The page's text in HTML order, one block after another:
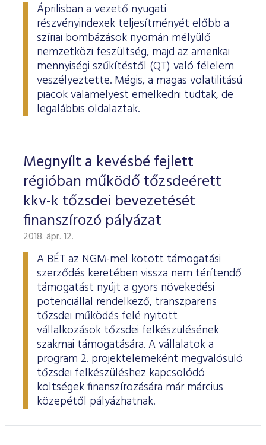
Áprilisban a vezető nyugati
részvényindexek teljesítményét előbb a
szíriai bombázások nyomán mélyülő
nemzetközi feszültség, majd az amerikai
mennyiségi szűkítéstől (QT) való félelem
veszélyeztette. Mégis, a magas volatilitású
piacok valamelyest emelkedni tudtak, de
legalábbis oldalaztak.
Megnyílt a kevésbé fejlett
régióban működő tőzsdeérett
kkv-k tőzsdei bevezetését
finanszírozó pályázat
2018. ápr. 12.
A BÉT az NGM-mel kötött támogatási
szerződés keretében vissza nem térítendő
támogatást nyújt a gyors növekedési
potenciállal rendelkező, transzparens
tőzsdei működés felé nyitott
vállalkozások tőzsdei felkészülésének
szakmai támogatására. A vállalatok a
program 2. projektelemeként megvalósuló
tőzsdei felkészüléshez kapcsolódó
költségek finanszírozására már március
közepétől pályázhatnak.